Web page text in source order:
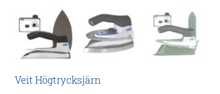
Veit Högtrycksjärn